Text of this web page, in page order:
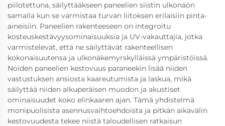
piilotettuna, säilyttääkseen paneelien siistin ulkonäön
samalla kun se varmistaa turvan liitoksen erilaisiin pinta-
aineisiin. Paneelien rakenteeseen on integroitu
kosteuskestävyysominaisuuksia ja UV-vakauttajia, jotka
varmistelevat, että ne säilyttävät rakenteellisen
kokonaisuutensa ja ulkonäkemyrskylläissä ympäristöissä.
Noiden paneelien kestovuus paraneekin lisää niiden
vastustuksen ansiosta kaareutumista ja laskua, mikä
säilyttää niiden alkuperäisen muodon ja akustiset
ominaisuudet koko elinkaaren ajan. Tämä yhdistelmä
monipuolisista asennusvaihtoehdoista ja pitkän aikavälin
kestovuudesta tekee niistä taloudellisen ratkaisun